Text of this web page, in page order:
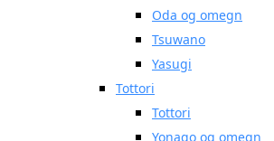
Oda og omegn
Tsuwano
Yasugi
Tottori
Tottori
Yonago og omegn